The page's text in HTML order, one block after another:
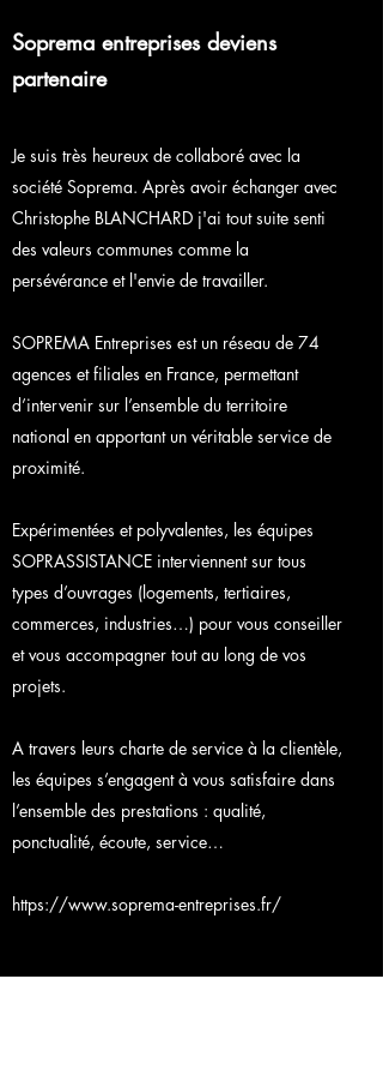
Soprema entreprises deviens
partenaire
Je suis très heureux de collaboré avec la
société Soprema. Après avoir échanger avec
Christophe BLANCHARD j'ai tout suite senti
des valeurs communes comme la
persévérance et l'envie de travailler.
SOPREMA Entreprises est un réseau de 74
agences et filiales en France, permettant
d’intervenir sur l’ensemble du territoire
national en apportant un véritable service de
proximité.
Expérimentées et polyvalentes, les équipes
SOPRASSISTANCE interviennent sur tous
types d’ouvrages (logements, tertiaires,
commerces, industries…) pour vous conseiller
et vous accompagner tout au long de vos
projets.
A travers leurs charte de service à la clientèle,
les équipes s’engagent à vous satisfaire dans
l’ensemble des prestations : qualité,
ponctualité, écoute, service…
https://www.soprema-entreprises.fr/